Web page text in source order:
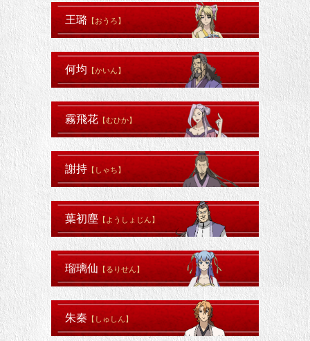
王璐 【おうろ】
何均 【かいん】
霧飛花 【むひか】
謝持 【しゃち】
葉初塵 【ようしょじん】
瑠璃仙 【るりせん】
朱秦 【しゅしん】